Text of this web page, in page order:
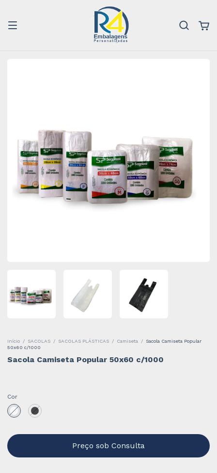
Início / SACOLAS / SACOLAS PLÁSTICAS / Camiseta /
Sacola Camiseta Popular
50x60 c/1000
Sacola Camiseta Popular 50x60 c/1000
Cor